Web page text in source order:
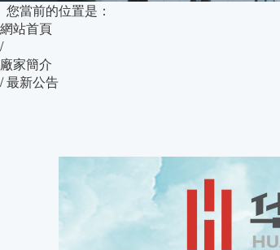
您當前的位置是：
網站首頁
/
廠家簡介
/ 最新公告